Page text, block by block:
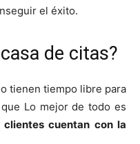
el éxito.
de citas?
tienen tiempo libre para
Lo mejor de todo es
cuentan con la